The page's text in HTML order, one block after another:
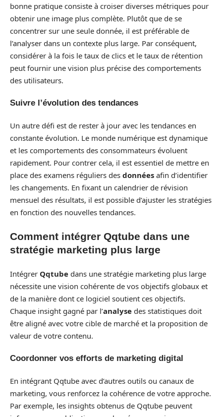
bonne pratique consiste à croiser diverses métriques pour
obtenir une image plus complète. Plutôt que de se
concentrer sur une seule donnée, il est préférable de
l’analyser dans un contexte plus large. Par conséquent,
considérer à la fois le taux de clics et le taux de rétention
peut fournir une vision plus précise des comportements
des utilisateurs.
Suivre l’évolution des tendances
Un autre défi est de rester à jour avec les tendances en
constante évolution. Le monde numérique est dynamique
et les comportements des consommateurs évoluent
rapidement. Pour contrer cela, il est essentiel de mettre en
place des examens réguliers des données afin d’identifier
les changements. En fixant un calendrier de révision
mensuel des résultats, il est possible d’ajuster les stratégies
en fonction des nouvelles tendances.
Comment intégrer Qqtube dans une
stratégie marketing plus large
Intégrer Qqtube dans une stratégie marketing plus large
nécessite une vision cohérente de vos objectifs globaux et
de la manière dont ce logiciel soutient ces objectifs.
Chaque insight gagné par l’analyse des statistiques doit
être aligné avec votre cible de marché et la proposition de
valeur de votre contenu.
Coordonner vos efforts de marketing digital
En intégrant Qqtube avec d’autres outils ou canaux de
marketing, vous renforcez la cohérence de votre approche.
Par exemple, les insights obtenus de Qqtube peuvent